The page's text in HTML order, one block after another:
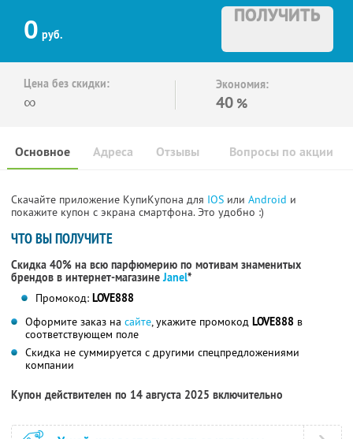
0 руб.
ПОЛУЧИТЬ
Цена без скидки:
∞
Экономия:
40 %
Основное Отзывы Вопросы по акции
Адреса
Скачайте приложение КупиКупона для IOS или Android и
покажите купон с экрана смартфона. Это удобно :)
ЧТО ВЫ ПОЛУЧИТЕ
Скидка 40% на всю парфюмерию по мотивам знаменитых
брендов в интернет-магазинеJanel*
Промокод: LOVE888
Оформите заказ на сайте, укажите промокод LOVE888 в
соответствующем поле
Скидка не суммируется с другими спецпредложениями
компании
Купон действителен по 14 августа 2025 включительно